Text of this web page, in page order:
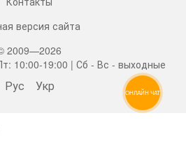
версия сайта
2009—2026
10:00-19:00 | Сб - Вс - выходные
Рус Укр ОНЛАЙН ЧАТ